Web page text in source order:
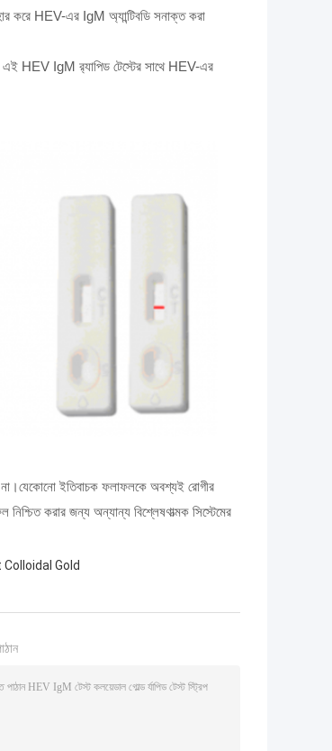
করে HEV-এর IgM অ্যান্টিবডি সনাক্ত করা
এই HEV IgM র‍্যাপিড টেস্টের সাথে HEV-এর
ইতিবাচক ফলাফলকে অবশ্যই রোগীর
করার জন্য অন্যান্য বিশ্লেষণাত্মক সিস্টেমের
Gold